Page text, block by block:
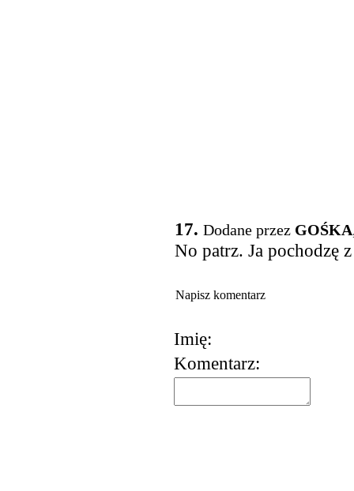
17. Dodane przez GOŚKA
No patrz. Ja pochodzę
Napisz komentarz
Imię:
Komentarz: